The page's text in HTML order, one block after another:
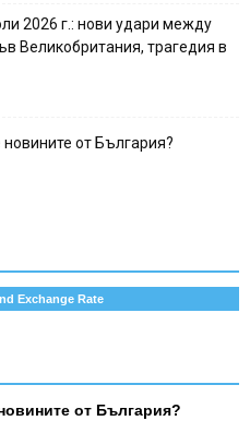
2026 г.: нови удари между
Великобритания, трагедия в
от България?
Exchange Rate
от България?